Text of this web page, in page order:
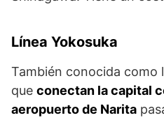
Línea Yokosuka
También conocida como
que conectan la capital
aeropuerto de Narita